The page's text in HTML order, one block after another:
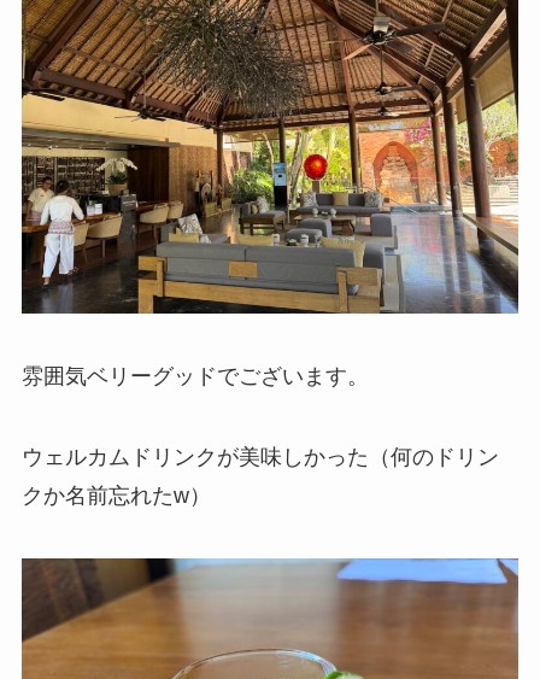
雰囲気ベリーグッドでございます。
ウェルカムドリンクが美味しかった（何のドリン
クか名前忘れたw）